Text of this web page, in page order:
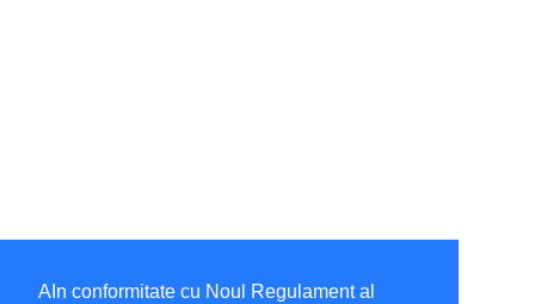
AIn conformitate cu Noul Regulament al